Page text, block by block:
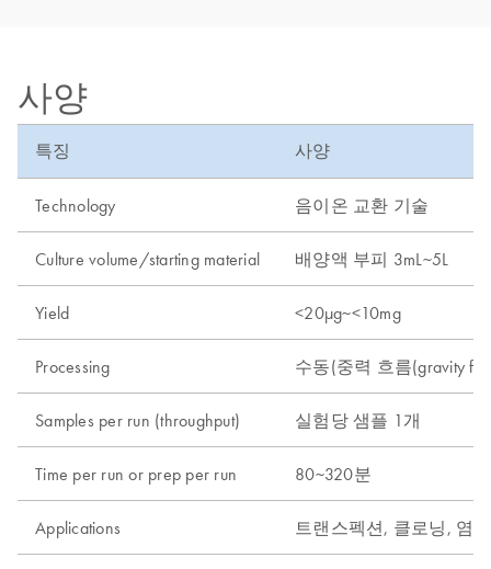
사양
특징 사양
Technology 음이온 교환 기술
Culture volume/starting material 배양액 부피 3mL~5L
Yield <20µg~<10mg
Processing 수동(중력 흐름(gravity
Samples per run (throughput) 실험당 샘플 1개
Time per run or prep per run 80~320분
Applications 트랜스펙션, 클로닝, 염